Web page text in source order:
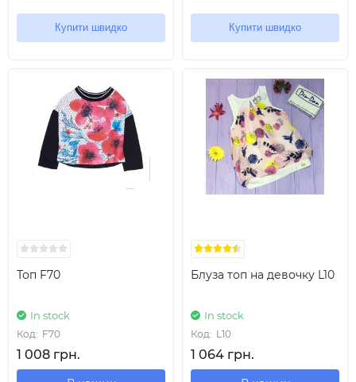
Купити швидко Купити швидко
Топ F70
In stock
Код: F70
1 008 грн.
Блуза топ на девочку L10
In stock
Код: L10
1 064 грн.